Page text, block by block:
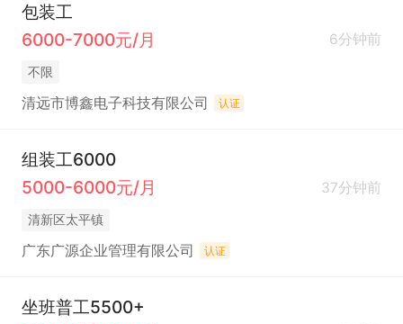
包装工
6000-7000元/月
6分钟前
不限
清远市博鑫电子科技有限公司 认证
组装工6000
5000-6000元/月
37分钟前
清新区太平镇
广东广源企业管理有限公司 认证
坐班普工5500+